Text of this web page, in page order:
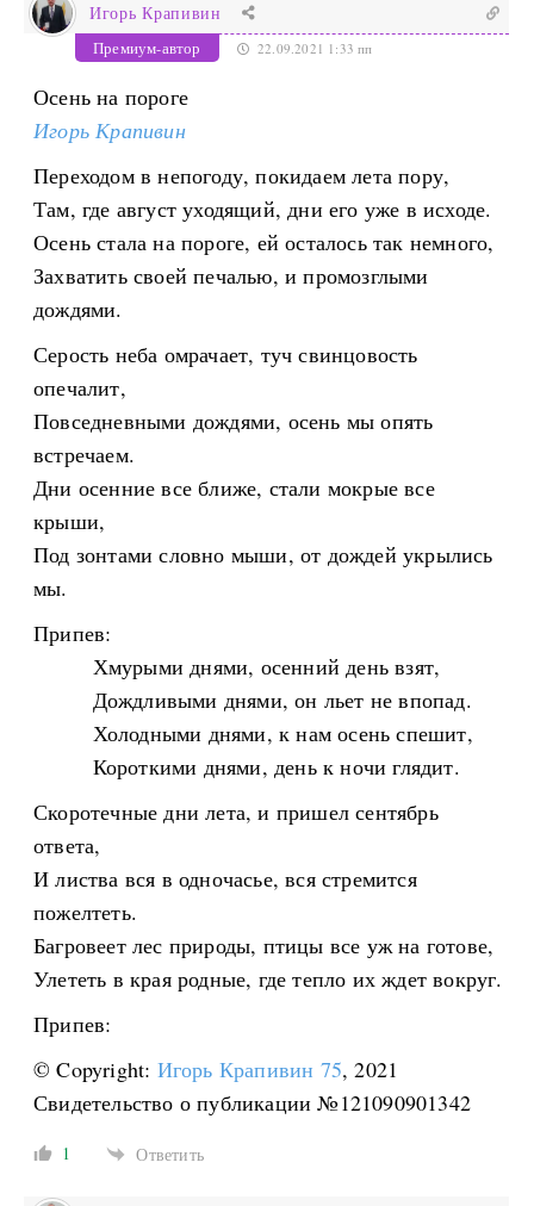
Игорь Крапивин
Премиум-автор 22.09.2021 1:33 пп
Осень на пороге
Игорь Крапивин
Переходом в непогоду, покидаем лета пору,
Там, где август уходящий, дни его уже в исходе.
Осень стала на пороге, ей осталось так немного,
Захватить своей печалью, и промозглыми
дождями.
Серость неба омрачает, туч свинцовость
опечалит,
Повседневными дождями, осень мы опять
встречаем.
Дни осенние все ближе, стали мокрые все
крыши,
Под зонтами словно мыши, от дождей укрылись
мы.
Припев:
Хмурыми днями, осенний день взят,
Дождливыми днями, он льет не впопад.
Холодными днями, к нам осень спешит,
Короткими днями, день к ночи глядит.
Скоротечные дни лета, и пришел сентябрь
ответа,
И листва вся в одночасье, вся стремится
пожелтеть.
Багровеет лес природы, птицы все уж на готове,
Улететь в края родные, где тепло их ждет вокруг.
Припев:
© Copyright: Игорь Крапивин 75, 2021
Свидетельство о публикации №121090901342
1 Ответить